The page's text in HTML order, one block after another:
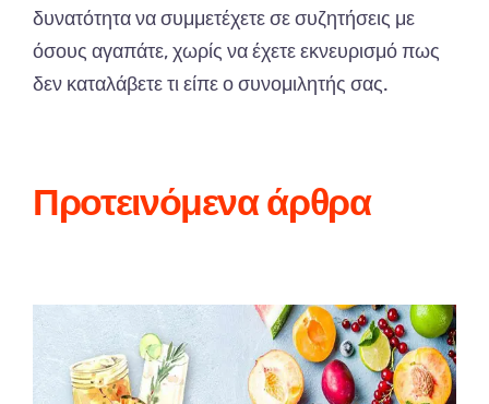
δυνατότητα να συμμετέχετε σε συζητήσεις με
όσους αγαπάτε, χωρίς να έχετε εκνευρισμό πως
δεν καταλάβετε τι είπε ο συνομιλητής σας.
Προτεινόμενα άρθρα